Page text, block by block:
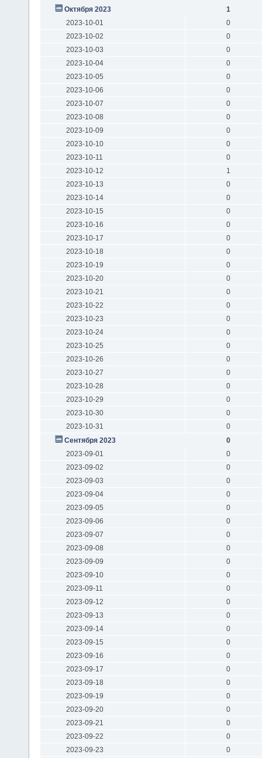
Октября 2023
1
2023-10-01
0
2023-10-02
0
2023-10-03
0
2023-10-04
0
2023-10-05
0
2023-10-06
0
2023-10-07
0
2023-10-08
0
2023-10-09
0
2023-10-10
0
2023-10-11
0
2023-10-12
1
2023-10-13
0
2023-10-14
0
2023-10-15
0
2023-10-16
0
2023-10-17
0
2023-10-18
0
2023-10-19
0
2023-10-20
0
2023-10-21
0
2023-10-22
0
2023-10-23
0
2023-10-24
0
2023-10-25
0
2023-10-26
0
2023-10-27
0
2023-10-28
0
2023-10-29
0
2023-10-30
0
2023-10-31
0
Сентября 2023
0
2023-09-01
0
2023-09-02
0
2023-09-03
0
2023-09-04
0
2023-09-05
0
2023-09-06
0
2023-09-07
0
2023-09-08
0
2023-09-09
0
2023-09-10
0
2023-09-11
0
2023-09-12
0
2023-09-13
0
2023-09-14
0
2023-09-15
0
2023-09-16
0
2023-09-17
0
2023-09-18
0
2023-09-19
0
2023-09-20
0
2023-09-21
0
2023-09-22
0
2023-09-23
0